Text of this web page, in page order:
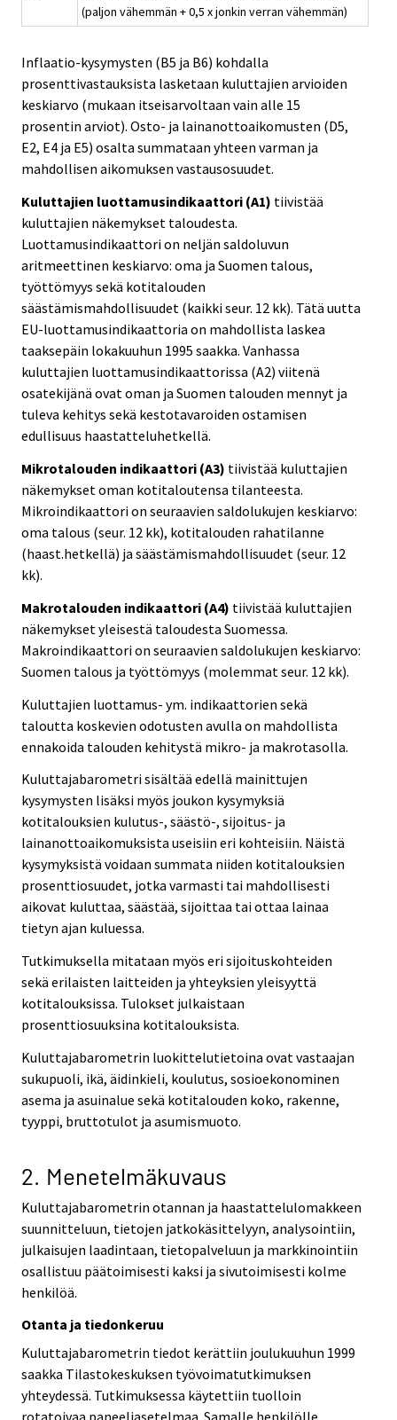
(paljon vähemmän + 0,5 x jonkin verran vähemmän)
Inflaatio-kysymysten (B5 ja B6) kohdalla
prosenttivastauksista lasketaan kuluttajien arvioiden
keskiarvo (mukaan itseisarvoltaan vain alle 15
prosentin arviot). Osto- ja lainanottoaikomusten (D5,
E2, E4 ja E5) osalta summataan yhteen varman ja
mahdollisen aikomuksen vastausosuudet.
Kuluttajien luottamusindikaattori (A1) tiivistää
kuluttajien näkemykset taloudesta.
Luottamusindikaattori on neljän saldoluvun
aritmeettinen keskiarvo: oma ja Suomen talous,
työttömyys sekä kotitalouden
säästämismahdollisuudet (kaikki seur. 12 kk). Tätä uutta
EU-luottamusindikaattoria on mahdollista laskea
taaksepäin lokakuuhun 1995 saakka. Vanhassa
kuluttajien luottamusindikaattorissa (A2) viitenä
osatekijänä ovat oman ja Suomen talouden mennyt ja
tuleva kehitys sekä kestotavaroiden ostamisen
edullisuus haastatteluhetkellä.
Mikrotalouden indikaattori (A3) tiivistää kuluttajien
näkemykset oman kotitaloutensa tilanteesta.
Mikroindikaattori on seuraavien saldolukujen keskiarvo:
oma talous (seur. 12 kk), kotitalouden rahatilanne
(haast.hetkellä) ja säästämismahdollisuudet (seur. 12
kk).
Makrotalouden indikaattori (A4) tiivistää kuluttajien
näkemykset yleisestä taloudesta Suomessa.
Makroindikaattori on seuraavien saldolukujen keskiarvo:
Suomen talous ja työttömyys (molemmat seur. 12 kk).
Kuluttajien luottamus- ym. indikaattorien sekä
taloutta koskevien odotusten avulla on mahdollista
ennakoida talouden kehitystä mikro- ja makrotasolla.
Kuluttajabarometri sisältää edellä mainittujen
kysymysten lisäksi myös joukon kysymyksiä
kotitalouksien kulutus-, säästö-, sijoitus- ja
lainanottoaikomuksista useisiin eri kohteisiin. Näistä
kysymyksistä voidaan summata niiden kotitalouksien
prosenttiosuudet, jotka varmasti tai mahdollisesti
aikovat kuluttaa, säästää, sijoittaa tai ottaa lainaa
tietyn ajan kuluessa.
Tutkimuksella mitataan myös eri sijoituskohteiden
sekä erilaisten laitteiden ja yhteyksien yleisyyttä
kotitalouksissa. Tulokset julkaistaan
prosenttiosuuksina kotitalouksista.
Kuluttajabarometrin luokittelutietoina ovat vastaajan
sukupuoli, ikä, äidinkieli, koulutus, sosioekonominen
asema ja asuinalue sekä kotitalouden koko, rakenne,
tyyppi, bruttotulot ja asumismuoto.
2. Menetelmäkuvaus
Kuluttajabarometrin otannan ja haastattelulomakkeen
suunnitteluun, tietojen jatkokäsittelyyn, analysointiin,
julkaisujen laadintaan, tietopalveluun ja markkinointiin
osallistuu päätoimisesti kaksi ja sivutoimisesti kolme
henkilöä.
Otanta ja tiedonkeruu
Kuluttajabarometrin tiedot kerättiin joulukuuhun 1999
saakka Tilastokeskuksen työvoimatutkimuksen
yhteydessä. Tutkimuksessa käytettiin tuolloin